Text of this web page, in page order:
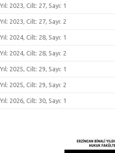
Yıl: 2023, Cilt: 27, Sayı: 1
Yıl: 2023, Cilt: 27, Sayı: 2
Yıl: 2024, Cilt: 28, Sayı: 1
Yıl: 2024, Cilt: 28, Sayı: 2
Yıl: 2025, Cilt: 29, Sayı: 1
Yıl: 2025, Cilt: 29, Sayı: 2
Yıl: 2026, Cilt: 30, Sayı: 1